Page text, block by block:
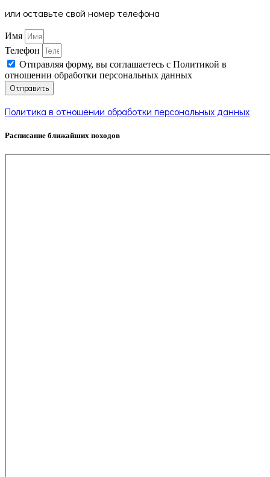
или оставьте свой номер телефона
Имя
Телефон
Отправляя форму, вы соглашаетесь с Политикой в
отношении обработки персональных данных
Отправить
Политика в отношении обработки персональных данных
Расписание ближайших походов